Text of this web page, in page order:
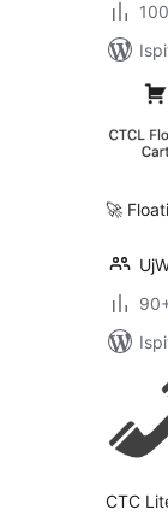
🚀
CTC